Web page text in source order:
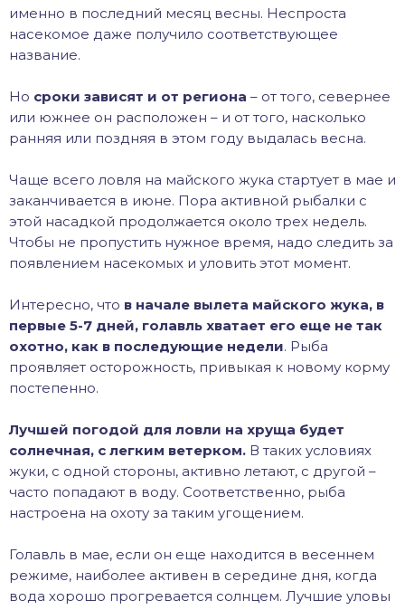
именно в последний месяц весны. Неспроста
насекомое даже получило соответствующее
название.
Но сроки зависят и от региона – от того, севернее
или южнее он расположен – и от того, насколько
ранняя или поздняя в этом году выдалась весна.
Чаще всего ловля на майского жука стартует в мае и
заканчивается в июне. Пора активной рыбалки с
этой насадкой продолжается около трех недель.
Чтобы не пропустить нужное время, надо следить за
появлением насекомых и уловить этот момент.
Интересно, что в начале вылета майского жука, в
первые 5-7 дней, голавль хватает его еще не так
охотно, как в последующие недели. Рыба
проявляет осторожность, привыкая к новому корму
постепенно.
Лучшей погодой для ловли на хруща будет
солнечная, с легким ветерком. В таких условиях
жуки, с одной стороны, активно летают, с другой –
часто попадают в воду. Соответственно, рыба
настроена на охоту за таким угощением.
Голавль в мае, если он еще находится в весеннем
режиме, наиболее активен в середине дня, когда
вода хорошо прогревается солнцем. Лучшие уловы